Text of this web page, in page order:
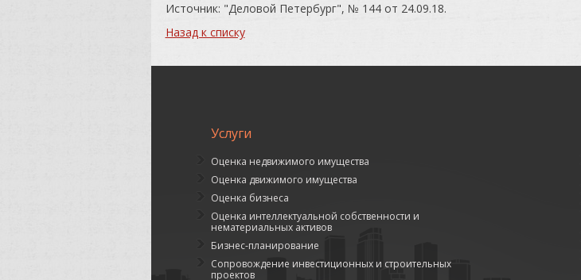
Источник: "Деловой Петербург", № 144 от 24.09.18.
Назад к списку
Услуги
Оценка недвижимого имущества
Оценка движимого имущества
Оценка бизнеса
Оценка интеллектуальной собственности и
нематериальных активов
Бизнес-планирование
Сопровождение инвестиционных и строительных
проектов